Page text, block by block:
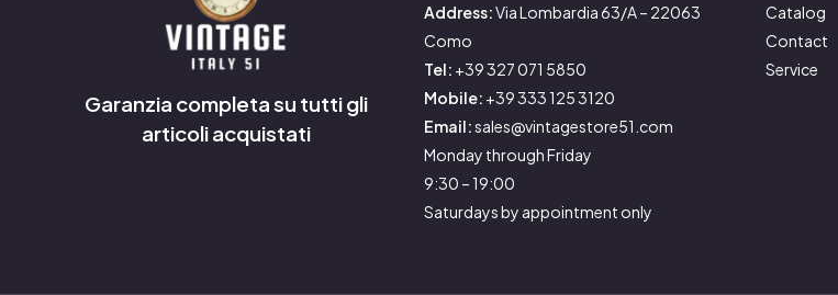
Garanzia completa su tutti gli
articoli acquistati
Address:Via Lombardia 63/A – 22063
Como
Tel: +39 327 071 5850
Mobile: +39 333 125 3120
Email:sales@vintagestore51.com
Monday through Friday
9:30 – 19:00
Saturdays by appointment only
Catalog
Contact
Service